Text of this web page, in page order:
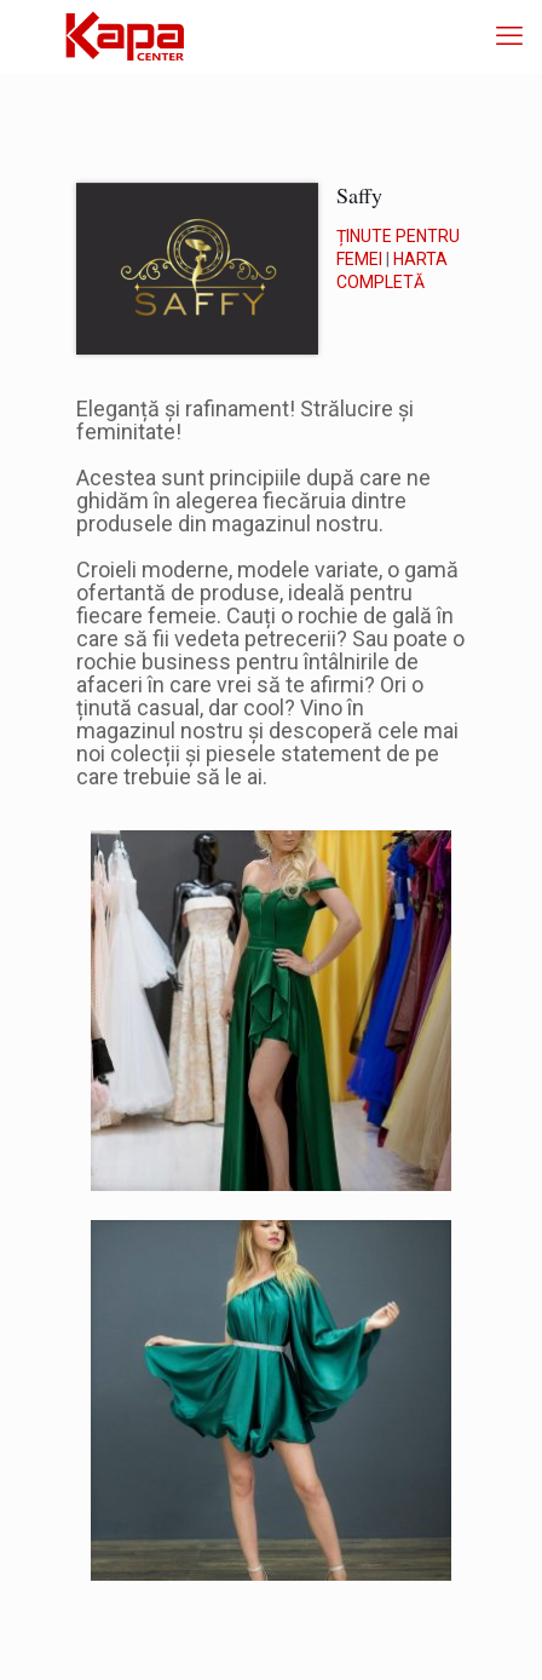
Saffy
ȚINUTE PENTRU
FEMEI
HARTA
COMPLETĂ
Eleganță și rafinament! Strălucire și
feminitate!
Acestea sunt principiile după care ne
ghidăm în alegerea fiecăruia dintre
produsele din magazinul nostru.
Croieli moderne, modele variate, o gamă
ofertantă de produse, ideală pentru
fiecare femeie. Cauți o rochie de gală în
care să fii vedeta petrecerii? Sau poate o
rochie business pentru întâlnirile de
afaceri în care vrei să te afirmi? Ori o
ținută casual, dar cool? Vino în
magazinul nostru și descoperă cele mai
noi colecții și piesele statement de pe
care trebuie să le ai.